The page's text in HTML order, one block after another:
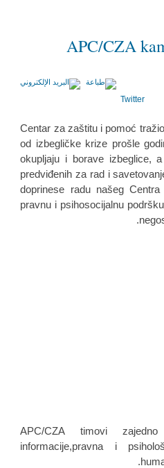
APC/CZA
Twitter
Centar za zaštitu i pomoć
od izbegličke krize prošle
okupljaju i borave izbeglice,
predviđenih za rad i
doprinese radu našeg
pravnu i psihosocijalnu
APC/CZA timovi
informacije,pravna i